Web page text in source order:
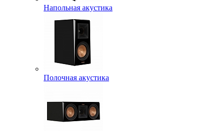
Напольная акустика
Полочная акустика